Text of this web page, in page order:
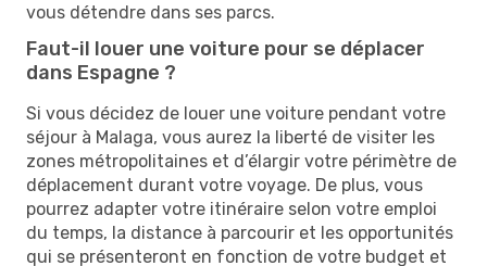
vous détendre dans ses parcs.
Faut-il louer une voiture pour se déplacer
dans Espagne ?
Si vous décidez de louer une voiture pendant votre
séjour à Malaga, vous aurez la liberté de visiter les
zones métropolitaines et d’élargir votre périmètre de
déplacement durant votre voyage. De plus, vous
pourrez adapter votre itinéraire selon votre emploi
du temps, la distance à parcourir et les opportunités
qui se présenteront en fonction de votre budget et